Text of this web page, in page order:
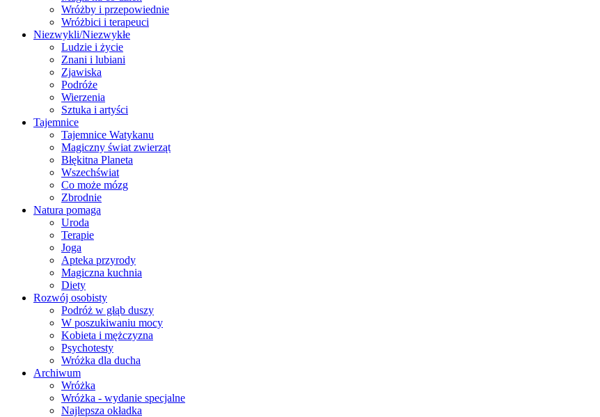
Wróżby i przepowiednie
Wróżbici i terapeuci
Niezwykli/Niezwykłe
Ludzie i życie
Znani i lubiani
Zjawiska
Podróże
Wierzenia
Sztuka i artyści
Tajemnice
Tajemnice Watykanu
Magiczny świat zwierząt
Błękitna Planeta
Wszechświat
Co może mózg
Zbrodnie
Natura pomaga
Uroda
Terapie
Joga
Apteka przyrody
Magiczna kuchnia
Diety
Rozwój osobisty
Podróż w głąb duszy
W poszukiwaniu mocy
Kobieta i mężczyzna
Psychotesty
Wróżka dla ducha
Archiwum
Wróżka
Wróżka - wydanie specjalne
Najlepsza okładka